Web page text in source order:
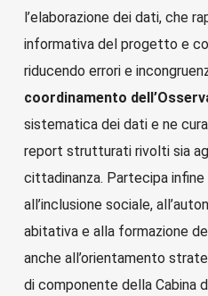
l’elaborazione dei dati, che
informativa del progetto e
riducendo errori e
coordinamento
sistematica dei dati e ne
report strutturati rivolti sia
cittadinanza. Partecipa
all’inclusione sociale,
abitativa e alla formazione
anche all’orientamento
di componente della Cabina